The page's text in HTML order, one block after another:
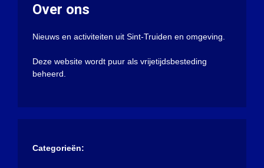
Over ons
Nieuws en activiteiten uit Sint-Truiden en omgeving.
Deze website wordt puur als vrijetijdsbesteding
beheerd.
Categorieën: